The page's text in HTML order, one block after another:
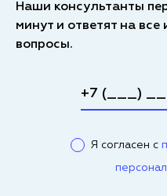
Наши консультанты
минут и ответят на
вопросы.
Я согласен с